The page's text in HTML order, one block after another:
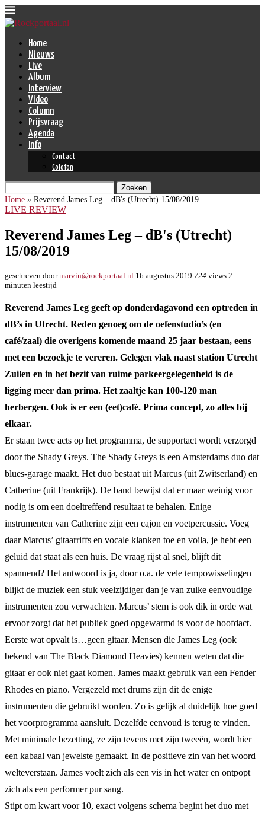
Home
Nieuws
Live
Album
Interview
Video
Column
Prijsvraag
Agenda
Info
Contact
Colofon
Zoeken
Home » Reverend James Leg – dB's (Utrecht) 15/08/2019
LIVE REVIEW
Reverend James Leg – dB's (Utrecht)
15/08/2019
geschreven doormarvin@rockportaal.nl 16 augustus 2019 724 views 2
minuten leestijd
Reverend James Leg geeft op donderdagavond een optreden in
dB’s in Utrecht. Reden genoeg om de oefenstudio’s (en
café/zaal) die overigens komende maand 25 jaar bestaan, eens
met een bezoekje te vereren. Gelegen vlak naast station Utrecht
Zuilen en in het bezit van ruime parkeergelegenheid is de
ligging meer dan prima. Het zaaltje kan 100-120 man
herbergen. Ook is er een (eet)café. Prima concept, zo alles bij
elkaar.
Er staan twee acts op het programma, de supportact wordt verzorgd
door the Shady Greys. The Shady Greys is een Amsterdams duo dat
blues-garage maakt. Het duo bestaat uit Marcus (uit Zwitserland) en
Catherine (uit Frankrijk). De band bewijst dat er maar weinig voor
nodig is om een doeltreffend resultaat te behalen. Enige
instrumenten van Catherine zijn een cajon en voetpercussie. Voeg
daar Marcus’ gitaarriffs en vocale klanken toe en voila, je hebt een
geluid dat staat als een huis. De vraag rijst al snel, blijft dit
spannend? Het antwoord is ja, door o.a. de vele tempowisselingen
blijkt de muziek een stuk veelzijdiger dan je van zulke eenvoudige
instrumenten zou verwachten. Marcus’ stem is ook dik in orde wat
ervoor zorgt dat het publiek goed opgewarmd is voor de hoofdact.
Eerste wat opvalt is…geen gitaar. Mensen die James Leg (ook
bekend van The Black Diamond Heavies) kennen weten dat die
gitaar er ook niet gaat komen. James maakt gebruik van een Fender
Rhodes en piano. Vergezeld met drums zijn dit de enige
instrumenten die gebruikt worden. Zo is gelijk al duidelijk hoe goed
het voorprogramma aansluit. Dezelfde eenvoud is terug te vinden.
Met minimale bezetting, ze zijn tevens met zijn tweeën, wordt hier
een kabaal van jewelste gemaakt. In de positieve zin van het woord
welteverstaan. James voelt zich als een vis in het water en ontpopt
zich als een performer pur sang.
Stipt om kwart voor 10, exact volgens schema begint het duo met